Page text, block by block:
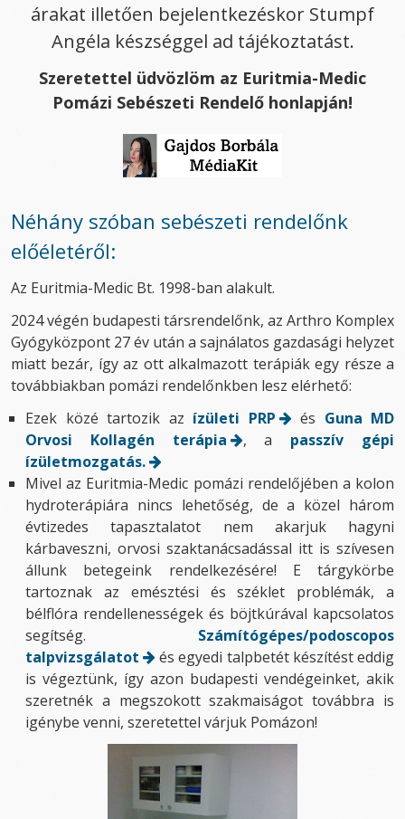
árakat illetően bejelentkezéskor Stumpf
Angéla készséggel ad tájékoztatást.
Szeretettel üdvözlöm az Euritmia-Medic
Pomázi Sebészeti Rendelő honlapján!
Néhány szóban sebészeti rendelőnk
előéletéről:
Az Euritmia-Medic Bt. 1998-ban alakult.
2024 végén budapesti társrendelőnk, az Arthro Komplex
Gyógyközpont 27 év után a sajnálatos gazdasági helyzet
miatt bezár, így az ott alkalmazott terápiák egy része a
továbbiakban pomázi rendelőnkben lesz elérhető:
Ezek közé tartozik az ízületi PRP és Guna MD
Orvosi Kollagén terápia
, a passzív gépi
ízületmozgatás.
Mivel az Euritmia-Medic pomázi rendelőjében a kolon
hydroterápiára nincs lehetőség, de a közel három
évtizedes tapasztalatot nem akarjuk hagyni
kárbaveszni, orvosi szaktanácsadással itt is szívesen
állunk betegeink rendelkezésére! E tárgykörbe
tartoznak az emésztési és széklet problémák, a
bélflóra rendellenességek és böjtkúrával kapcsolatos
segítség. Számítógépes/podoscopos
talpvizsgálatot
és egyedi talpbetét készítést eddig
is végeztünk, így azon budapesti vendégeinket, akik
szeretnék a megszokott szakmaiságot továbbra is
igénybe venni, szeretettel várjuk Pomázon!